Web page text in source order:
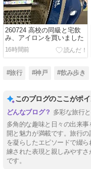
260724 高校の同級と宅飲
み、アイロンを買いました
16時間前
#旅行 #神戸 #飲み歩き
このブログのここがポ
多彩な旅行
多角的な趣味と日々の出来
開と魅力が満載です。旅行
を凝らしたエピソードで綴
練された表現と親しみやす
です。